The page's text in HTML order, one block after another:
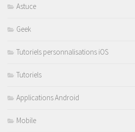
Astuce
Geek
Tutoriels personnalisations iOS
Tutoriels
Applications Android
Mobile